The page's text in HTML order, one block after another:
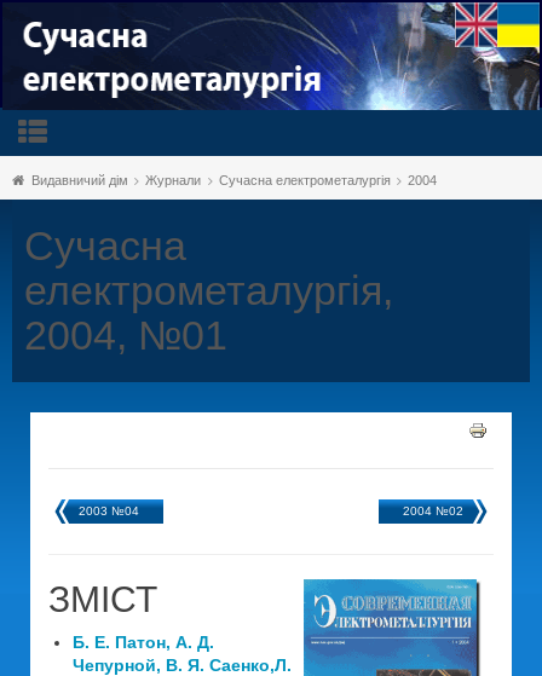
Видавничий дім Журнали Сучасна електрометалургія 2004
Сучасна
електрометалургія,
2004, №01
2003 №04 2004 №02
ЗМІСТ
Б. Е. Патон, А. Д.
Чепурной, В. Я. Саенко,Л.